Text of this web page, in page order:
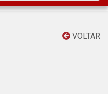
VOLTAR